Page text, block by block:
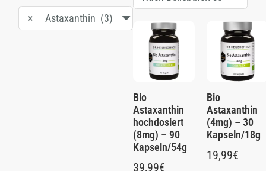
× Astaxanthin (3)
Bio
Astaxanthin
hochdosiert
(8mg) – 90
Kapseln/54g
39,99€
Bio
Astaxanthin
(4mg) – 30
Kapseln/18g
19,99€